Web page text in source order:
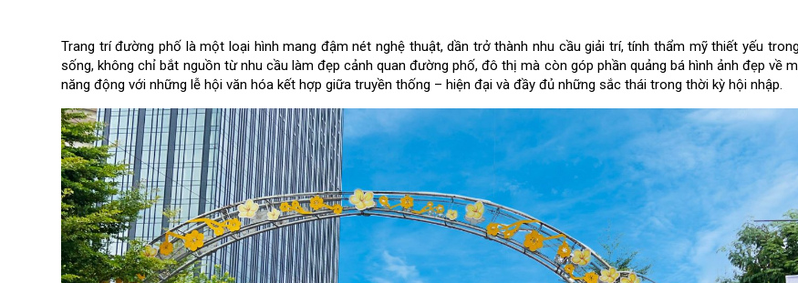
Trang trí đường phố là một loại hình mang đậm nét nghệ thuật, dần trở thành nhu cầu giải trí, tính thẩm mỹ thiết yếu
sống, không chỉ bắt nguồn từ nhu cầu làm đẹp cảnh quan đường phố, đô thị mà còn góp phần quảng bá hình ảnh đẹp về
năng động với những lễ hội văn hóa kết hợp giữa truyền thống – hiện đại và đầy đủ những sắc thái trong thời kỳ hội nhập.